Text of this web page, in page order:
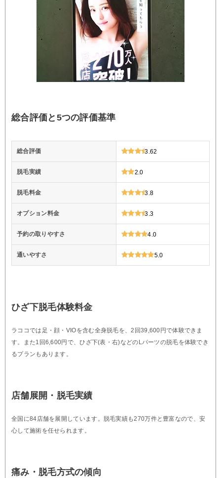
総合評価と5つの評価基準
総合評価 3.62
脱毛実績 2.0
脱毛料金 3.8
オプション料金 3.3
予約の取りやすさ 4.0
通いやすさ 5.0
ひざ下脱毛体験料金
ラココでは足・顔・VIOを含む全身脱毛を、2回39,600円で体験できま
す。また1回6,600円で、ひざ下(表・右)などのLパーツの脱毛を体験でき
るプランもあります。
店舗展開・脱毛実績
全国に84店舗を展開しています。脱毛実績も270万件と豊富なので、安
心して施術を任せられます。
痛み・脱毛方式の傾向